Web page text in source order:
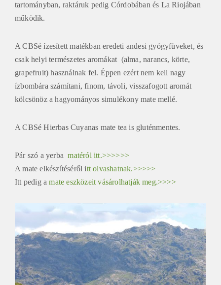
tartományban, raktáruk pedig Córdobában és La Riojában
működik.
A CBSé ízesített matékban eredeti andesi gyógyfüveket, és
csak helyi természetes aromákat (alma, narancs, körte,
grapefruit) használnak fel. Éppen ezért nem kell nagy
ízbombára számítani, finom, távoli, visszafogott aromát
kölcsönöz a hagyományos simulékony mate mellé.
A CBSé Hierbas Cuyanas mate tea is gluténmentes.
Pár szó a yerba matéról itt.>>>>>>
A mate elkészítéséről itt olvashatnak.>>>>>
Itt pedig amate eszközeit vásárolhatják meg.>>>>